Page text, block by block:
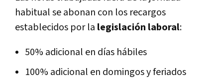
habitual se abonan con los recargos
establecidos por la legislación laboral:
50% adicional en días hábiles
100% adicional en domingos y feriados